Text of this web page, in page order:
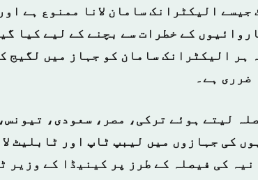
جیسے الیکٹرانک سامان لانا ممنوع ہے
کے خطرات سے بچنے کے لیے کیا
ہر الیکٹرانک سامان کو جہاز میں لگیج
ضرری ہے۔
لیتے ہوئے ترکی، مصر، سعودی،
کی جہازوں میں لیبپ ٹاپ اور ٹابلیٹ
کی فیصلہ کے طرز پر کینیڈا کے وزیر